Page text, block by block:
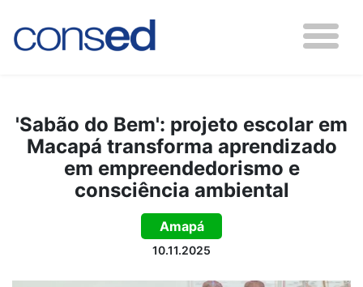
'Sabão do Bem': projeto escolar em
Macapá transforma aprendizado
em empreendedorismo e
consciência ambiental
Amapá
10.11.2025